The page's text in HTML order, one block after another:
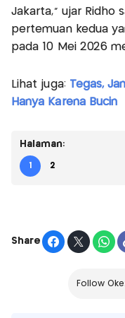
Jakarta," ujar Ridho
pertemuan kedua
pada 10 Mei 2026
Lihat juga: Tegas,
Hanya Karena Bucin
Halaman:
1 2
Share
Follow